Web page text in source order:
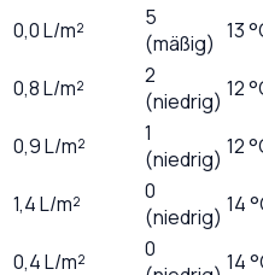
0,0L/m²
5
(mäßig) 13
0,8L/m²
2
(niedrig) 12
0,9L/m²
1
(niedrig) 12
1,4L/m²
0
(niedrig) 14
0,4L/m²
0
14